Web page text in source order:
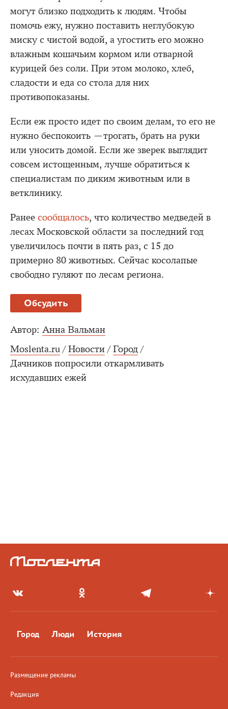
могут близко подходить к людям. Чтобы
помочь ежу, нужно поставить неглубокую
миску с чистой водой, а угостить его можно
влажным кошачьим кормом или отварной
курицей без соли. При этом молоко, хлеб,
сладости и еда со стола для них
противопоказаны.
Если еж просто идет по своим делам, то его не
нужно беспокоить —трогать, брать на руки
или уносить домой. Если же зверек выглядит
совсем истощенным, лучше обратиться к
специалистам по диким животным или в
ветклинику.
Ранее сообщалось, что количество медведей в
лесах Московской области за последний год
увеличилось почти в пять раз, с 15 до
примерно 80 животных. Сейчас косолапые
свободно гуляют по лесам региона.
Обсудить
Автор: Анна Вальман
Moslenta.ru / Новости / Город /
Дачников попросили откармливать
исхудавших ежей
Город Люди История
Размещение рекламы
Редакция